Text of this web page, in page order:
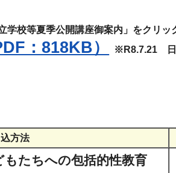
校等夏季公開講座御案内」をクリッ
：818KB）
※R8.7.21 日
方法
たちへの包括的性教育